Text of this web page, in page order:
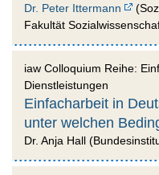
Dr. Peter Ittermann
Fakultät
iaw Colloquium Reihe:
Dienstleistungen
Einfacharbeit in
unter welchen
Dr. Anja Hall